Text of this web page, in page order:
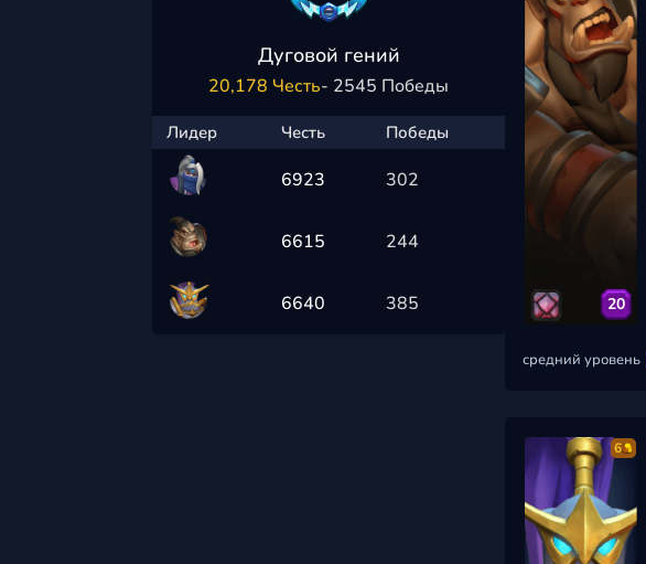
Дуговой гений
20,178 Честь- 2545 Победы
Лидер Честь Победы
6923 302
6615 244
6640 385 20
средний уровень
6